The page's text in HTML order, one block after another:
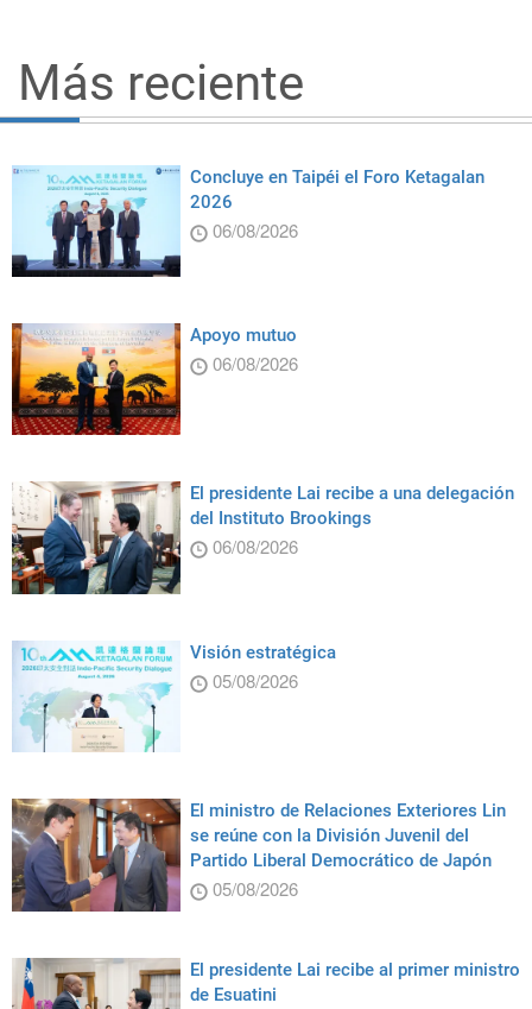
Más reciente
Concluye en Taipéi el Foro Ketagalan
2026
06/08/2026
Apoyo mutuo
06/08/2026
El presidente Lai recibe a una delegación
del Instituto Brookings
06/08/2026
Visión estratégica
05/08/2026
El ministro de Relaciones Exteriores Lin
se reúne con la División Juvenil del
Partido Liberal Democrático de Japón
05/08/2026
El presidente Lai recibe al primer ministro
de Esuatini